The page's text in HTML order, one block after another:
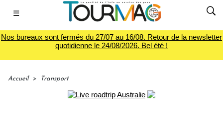
☰
Nos bureaux sont fermés du 27/07 au 16/08. Retour de la newsletter
quotidienne le 24/08/2026. Bel été !
Accueil > Transport